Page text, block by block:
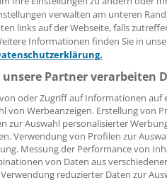
Jetzt anmelden »
vergessen?
Problem beim Login?
ist mit wenigen Klicks
des kostenlosen
Analysen, Hintergründe und
Interviews und Praxis-
verwalten am unteren
links auf der Webseite, falls
Informationen finden Sie in
Partner verarbeiten
oder Zugriff auf Informationen auf
von Werbeanzeigen. Erstellung von
zur Auswahl personalisierter
Verwendung von Profilen zur
Messung der Performance von
von Daten aus
reduzierter Daten zur